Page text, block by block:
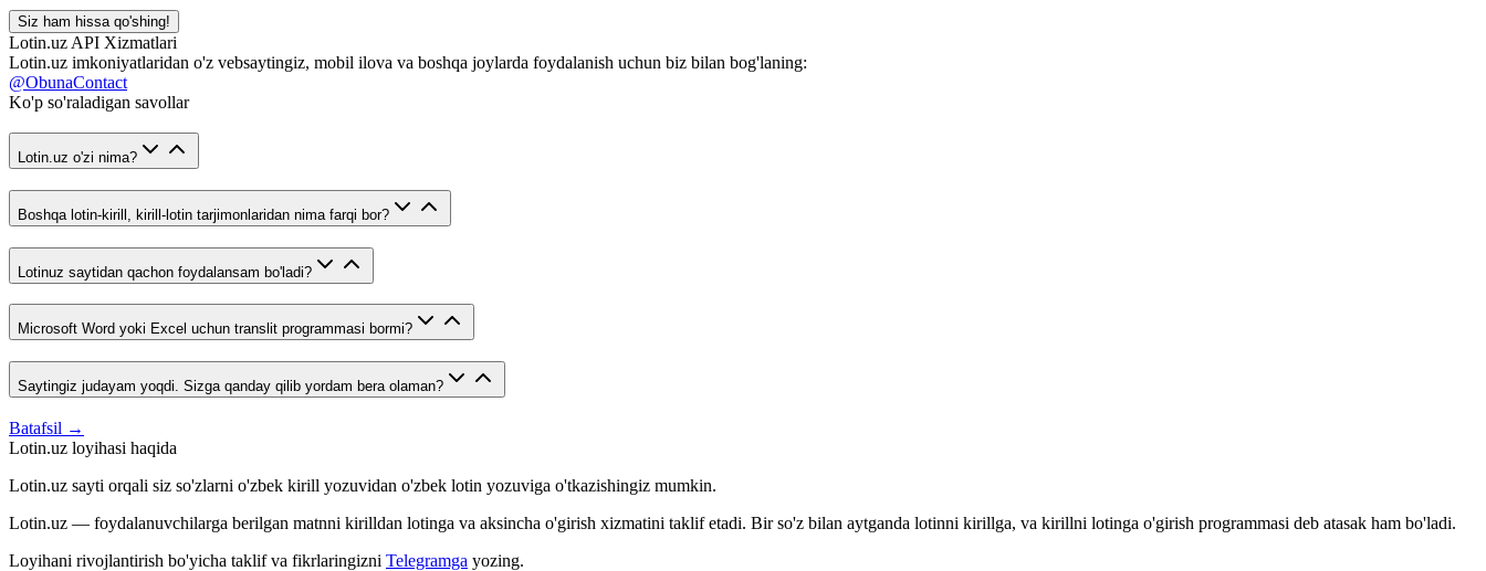
Siz ham hissa qo'shing!
Lotin.uz API Xizmatlari
Lotin.uz imkoniyatlaridan o'z vebsaytingiz, mobil ilova va boshqa joylarda foydalanish uchun biz bilan bog'laning:
@ObunaContact
Ko'p so'raladigan savollar
Lotin.uz o'zi nima?
Boshqa lotin-kirill, kirill-lotin tarjimonlaridan nima farqi bor?
Lotinuz saytidan qachon foydalansam bo'ladi?
Microsoft Word yoki Excel uchun translit programmasi bormi?
Saytingiz judayam yoqdi. Sizga qanday qilib yordam bera olaman?
Batafsil →
Lotin.uz loyihasi haqida
Lotin.uz sayti orqali siz so'zlarni o'zbek kirill yozuvidan o'zbek lotin yozuviga o'tkazishingiz mumkin.
Lotin.uz — foydalanuvchilarga berilgan matnni kirilldan lotinga va aksincha o'girish xizmatini taklif etadi. Bir so'z bilan aytganda lotinni kirillga, va kirillni lotinga o'girish programmasi deb atasak ham bo'ladi.
Loyihani rivojlantirish bo'yicha taklif va fikrlaringizni Telegramga yozing.